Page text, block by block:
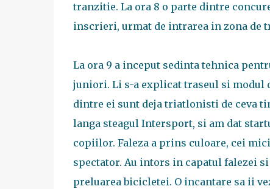
tranzitie. La ora 8 o parte dintre
inscrieri, urmat de intrarea in zona de
La ora 9 a inceput sedinta tehnica
juniori. Li s-a explicat traseul si modul
dintre ei sunt deja triatlonisti de ceva
langa steagul Intersport, si am dat
copiilor. Faleza a prins culoare, cei
spectator. Au intors in capatul falezei
preluarea bicicletei. O incantare sa ii